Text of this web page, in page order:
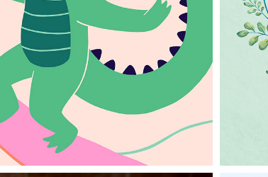
Fresques murales IME
2025
PEINTURE MURALE / DIRECTION ARTISTIQUE